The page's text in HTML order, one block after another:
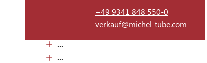
+49 9341 848 550-0
verkauf@michel-tube.com
...
...